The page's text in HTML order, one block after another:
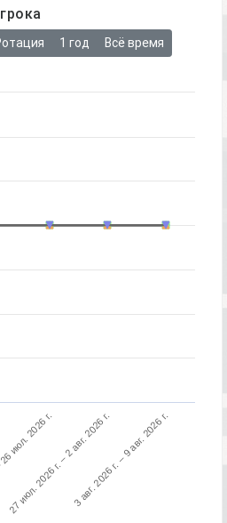
1 год Всё время
2026 г.
27 июл. 2026 г. – 2 авг. 2026 г.3 авг. 2026 г. – 9 авг. 2026 г.